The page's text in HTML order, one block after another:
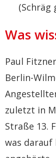
(Schräg
Was
Paul
Berlin-
zuletzt in
Straße 13.
was darauf